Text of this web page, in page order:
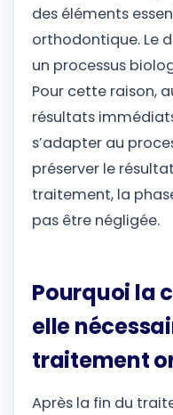
des éléments
orthodontique. Le
un processus
Pour cette raison,
résultats
s’adapter au
préserver le
traitement, la
pas être négligée.
Pourquoi la
elle
traitement
Après la fin du